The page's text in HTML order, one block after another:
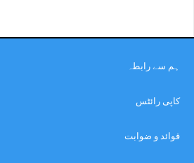
ہم سے رابطہ
کاپی رائٹس
قوائد و ضوابت